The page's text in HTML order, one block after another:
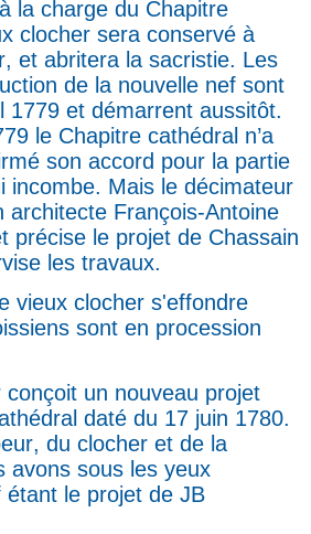
la charge du Chapitre
clocher sera conservé à
et abritera la sacristie. Les
de la nouvelle nef sont
1779 et démarrent aussitôt.
le Chapitre cathédral n’a
son accord pour la partie
incombe. Mais le décimateur
architecte François-Antoine
précise le projet de Chassain
les travaux.
vieux clocher s'effondre
sont en procession
un nouveau projet
daté du 17 juin 1780.
du clocher et de la
avons sous les yeux
le projet de JB